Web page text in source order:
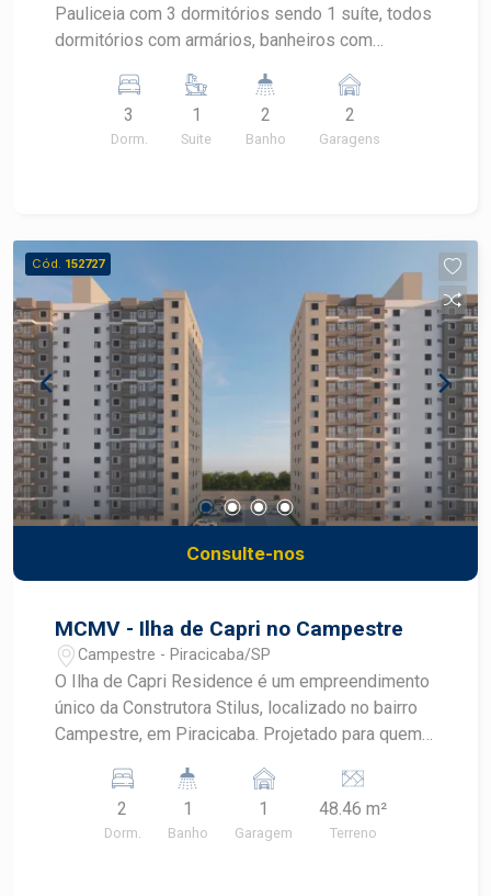
Pauliceia com 3 dormitórios sendo 1 suíte, todos
dormitórios com armários, banheiros com
varanda com churrasqueira, cozinha completa de
armários, área de serviço com armário.
Condomínio com lazer completo.
3
Dorm.
1
Suite
2
Banho
2
Garagens
Cód. 152727
Consulte-nos
MCMV - Ilha de Capri no Campestre
Campestre - Piracicaba/SP
O Ilha de Capri Residence é um empreendimento
único da Construtora Stilus, localizado no bairro
Campestre, em Piracicaba. Projetado para quem
apartamentos modernos e bem planejados, com
opções de 2 dormitórios, incluindo unidades com
suíte. Os tamanhos variam de 48,46 m² a 66,85
2
Dorm.
1
Banho
1
Garagem
48.46 m²
Terreno